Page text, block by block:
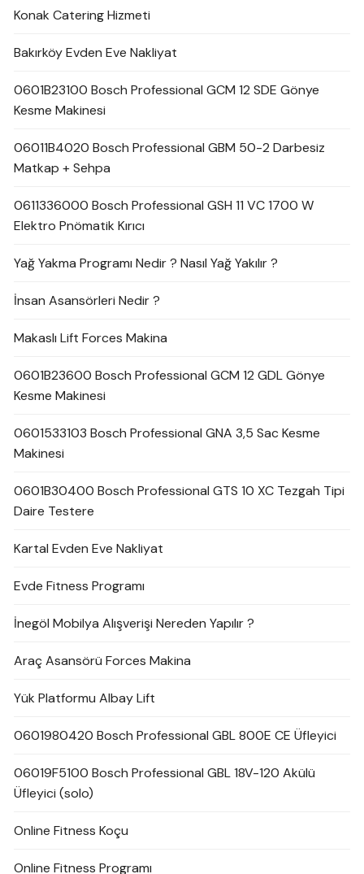
Konak Catering Hizmeti
Bakırköy Evden Eve Nakliyat
0601B23100 Bosch Professional GCM 12 SDE Gönye
Kesme Makinesi
06011B4020 Bosch Professional GBM 50-2 Darbesiz
Matkap + Sehpa
0611336000 Bosch Professional GSH 11 VC 1700 W
Elektro Pnömatik Kırıcı
Yağ Yakma Programı Nedir ? Nasıl Yağ Yakılır ?
İnsan Asansörleri Nedir ?
Makaslı Lift Forces Makina
0601B23600 Bosch Professional GCM 12 GDL Gönye
Kesme Makinesi
0601533103 Bosch Professional GNA 3,5 Sac Kesme
Makinesi
0601B30400 Bosch Professional GTS 10 XC Tezgah Tipi
Daire Testere
Kartal Evden Eve Nakliyat
Evde Fitness Programı
İnegöl Mobilya Alışverişi Nereden Yapılır ?
Araç Asansörü Forces Makina
Yük Platformu Albay Lift
0601980420 Bosch Professional GBL 800E CE Üfleyici
06019F5100 Bosch Professional GBL 18V-120 Akülü
Üfleyici (solo)
Online Fitness Koçu
Online Fitness Programı